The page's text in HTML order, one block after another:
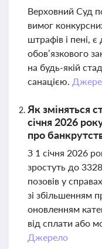
Верховний Суд
вимог
штрафів і пені,
обов’язкового
на будь-якій
санацією.
Як зміняться
січня 2026
про
З 1 січня 2026
зростуть до
позовів у
зі збільшенням
оновленням
від сплати або
Джерело